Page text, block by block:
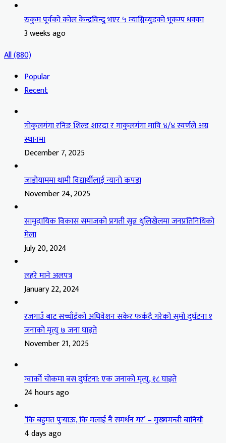
रुकुम पूर्वको कोल केन्द्रविन्दु भएर ५ म्याग्निच्युडको भूकम्प धक्का
3 weeks ago
All (880)
Popular
Recent
गोकुलगंगा रनिङ शिल्ड शारदा र गाकुलगंगा मावि ४/४ स्वर्णले अग्र
स्थानमा
December 7, 2025
जाडोयाममा थामी विद्यार्थीलाई न्यानो कपडा
November 24, 2025
सामुदायिक विकास समाजको प्रगती सुन्न धुलिखेलमा जनप्रतिनिधिको
मेला
July 20, 2024
लहरे माने अलपत्र
January 22, 2024
रजगाउँ बाट सच्चाँईको अधिवेशन सकेर फर्कदै गरेको सुमो दुर्घटना १
जनाको मृत्यु ७ जना घाइते
November 21, 2025
ग्वार्को चोकमा बस दुर्घटना: एक जनाको मृत्यु, १८ घाइते
24 hours ago
‘कि बहुमत पुर्‍याऊ, कि मलाई नै समर्थन गर’ – मुख्यमन्त्री बानियाँ
4 days ago